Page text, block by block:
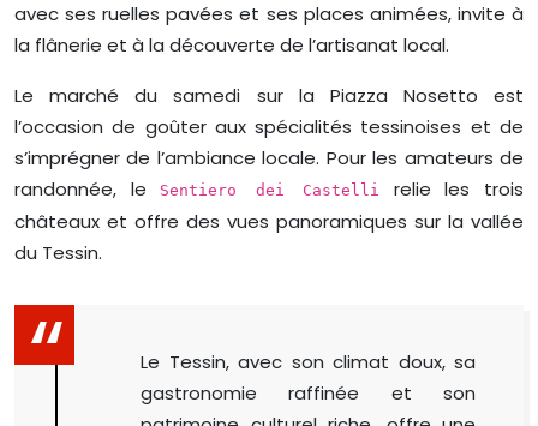
avec ses ruelles pavées et ses places animées, invite à
la flânerie et à la découverte de l’artisanat local.
Le marché du samedi sur la Piazza Nosetto est
l’occasion de goûter aux spécialités tessinoises et de
s’imprégner de l’ambiance locale. Pour les amateurs de
randonnée, le
Sentiero dei Castelli
relie les trois
châteaux et offre des vues panoramiques sur la vallée
du Tessin.
Le Tessin, avec son climat doux, sa
gastronomie raffinée et son